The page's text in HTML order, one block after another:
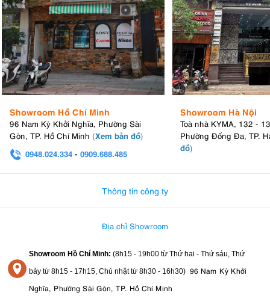
Showroom Hồ Chí Minh
96 Nam Kỳ Khởi Nghĩa, Phường Sài
Gòn, TP. Hồ Chí Minh (Xem bản đồ)
0948.024.334 - 0909.688.485
Showroom Hà Nội
Toà nhà KYMA, 132 -
Phường Đống Đa, TP.
đồ)
Thông tin công ty
Địa chỉ Showroom
Showroom Hồ Chí Minh: (8h15 - 19h00 từ Thứ hai - Thứ sáu, Thứ
bảy từ 8h15 - 17h15, Chủ nhật từ 8h30 - 16h30) 96 Nam Kỳ Khởi
Nghĩa, Phường Sài Gòn, TP. Hồ Chí Minh